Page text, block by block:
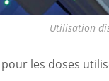
Utilisation
les doses